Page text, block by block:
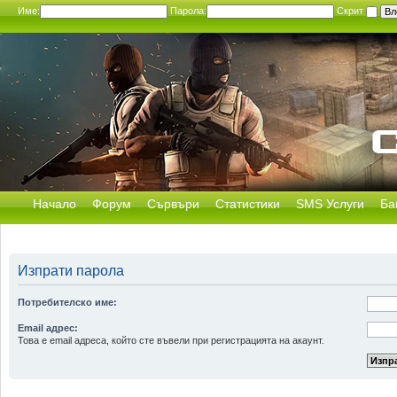
Име: Парола: Скрит
Начало Форум Сървъри Статистики SMS Услуги
Изпрати парола
Потребителско име:
Email адрес:
Това е email адреса, който сте въвели при регистрацията на акаунт.